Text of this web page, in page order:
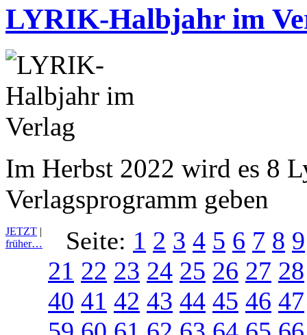
LYRIK-Halbjahr im
Im Herbst 2022 wird es 8
Verlagsprogramm geben
JETZT |
früher…
Seite: 1 2 3 4 5 6 7 8 9
21 22 23 24 25 26 27 28
40 41 42 43 44 45 46 47